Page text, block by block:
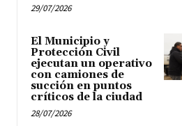
29/07/2026
El Municipio y
Protección Civil
ejecutan un operativo
con camiones de
succión en puntos
críticos de la ciudad
28/07/2026